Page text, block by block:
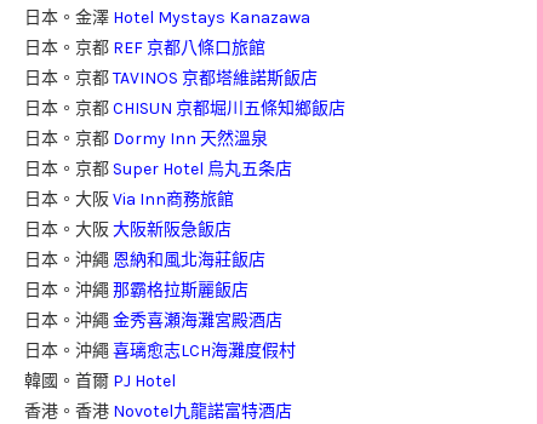
日本。金澤 Hotel Mystays Kanazawa
日本。京都 REF 京都八條口旅館
日本。京都TAVINOS 京都塔維諾斯飯店
日本。京都CHISUN 京都堀川五條知鄉飯店
日本。京都 Dormy Inn 天然溫泉
日本。京都 Super Hotel 烏丸五条店
日本。大阪Via Inn商務旅館
日本。大阪大阪新阪急飯店
日本。沖繩 恩納和風北海莊飯店
日本。沖繩那霸格拉斯麗飯店
日本。沖繩金秀喜瀬海灘宮殿酒店
日本。沖繩喜璃愈志LCH海灘度假村
韓國。首爾 PJ Hotel
香港。香港 Novotel九龍諾富特酒店